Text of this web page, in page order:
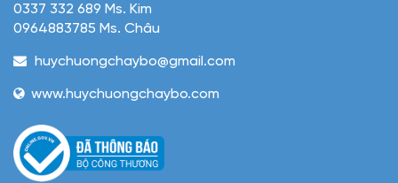
0337 332 689 Ms. Kim
0964883785 Ms. Châu
huychuongchaybo@gmail.com
www.huychuongchaybo.com